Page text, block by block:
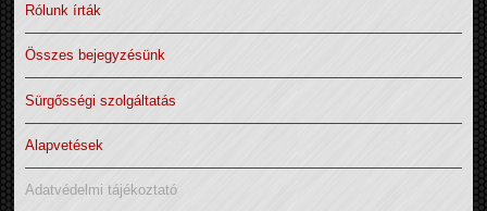
Rólunk írták
Összes bejegyzésünk
Sürgősségi szolgáltatás
Alapvetések
Adatvédelmi tájékoztató